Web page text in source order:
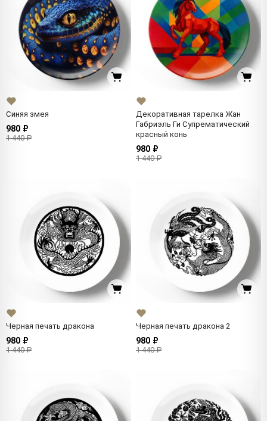
Синяя змея
980 ₽
1 440 ₽
Декоративная тарелка Жан
Габриэль Ги Супрематический
красный конь
980 ₽
1 440 ₽
Черная печать дракона
980 ₽
1 440 ₽
Черная печать дракона 2
980 ₽
1 440 ₽